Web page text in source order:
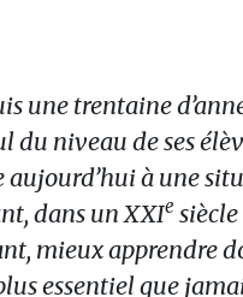
une trentaine
du niveau de ses
aujourd’hui à une
dans un XXIe
mieux apprendre
essentiel que